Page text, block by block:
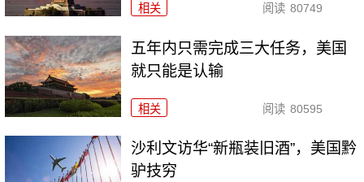
相关 阅读 80749
五年内只需完成三大任务，美国
就只能是认输
相关 阅读 80595
沙利文访华“新瓶装旧酒”，美国黔
驴技穷